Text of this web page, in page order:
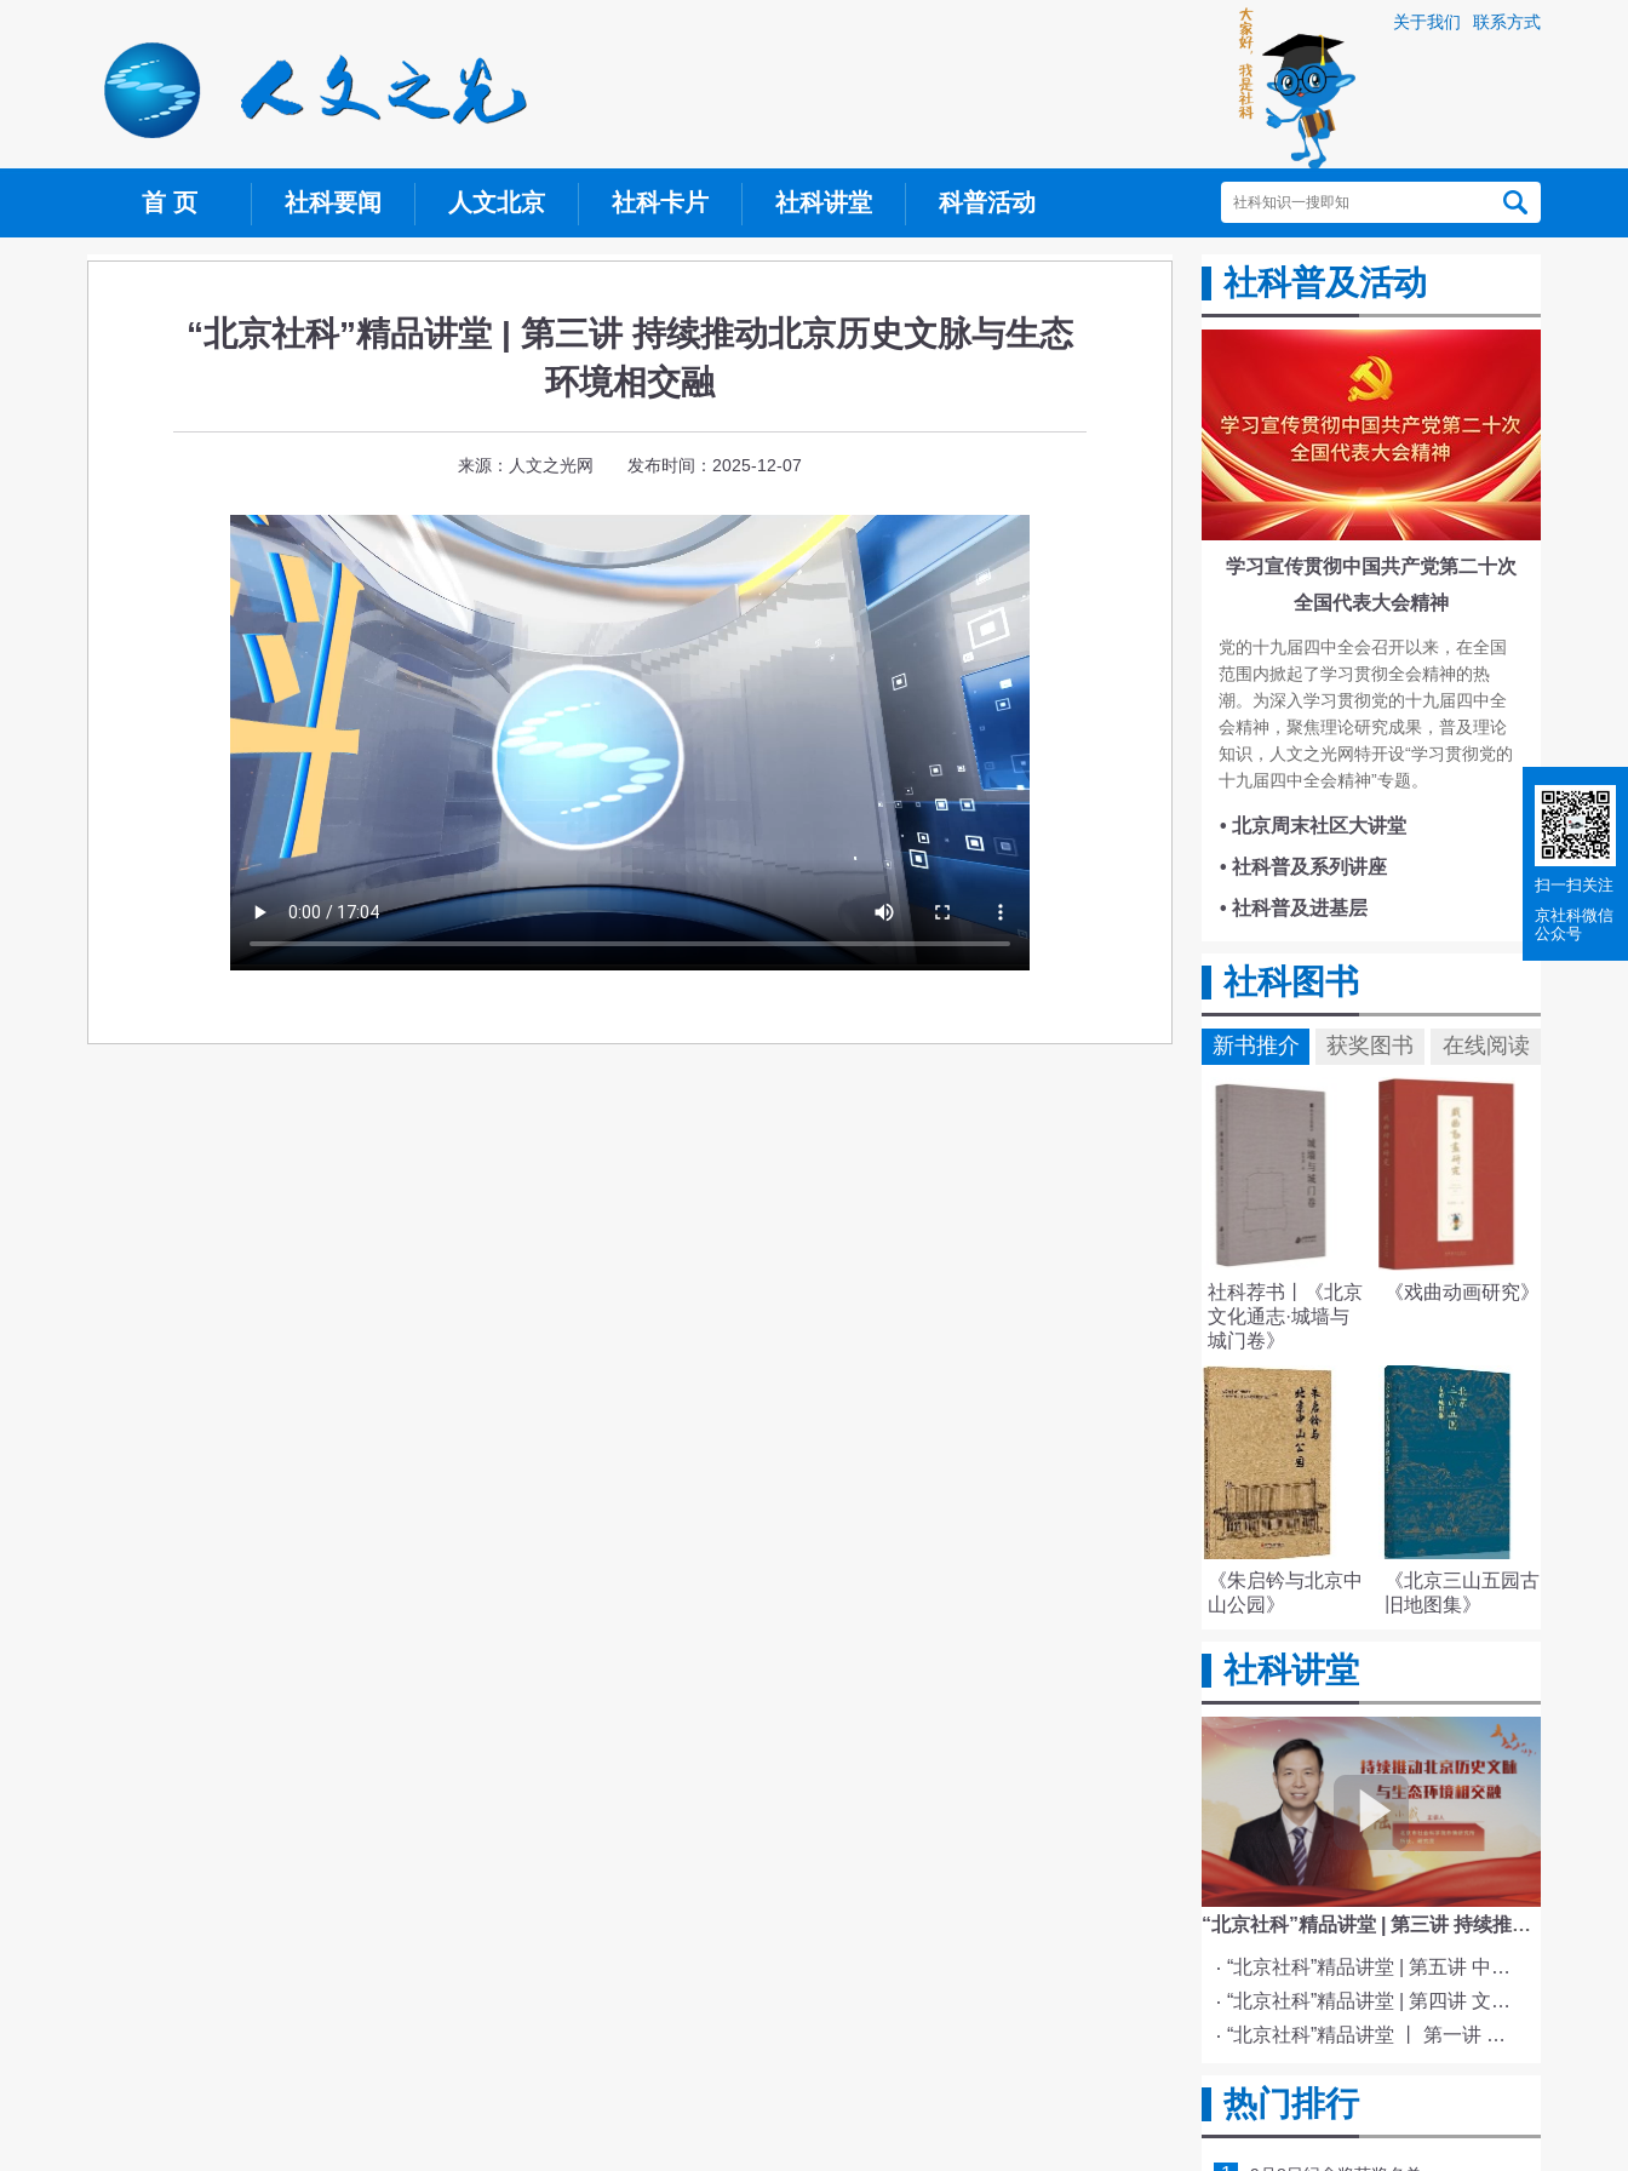
关于我们 联系方式
首 页 社科要闻 人文北京 社科卡片 社科讲堂 科普活动
“北京社科”精品讲堂 | 第三讲 持续推动北京历史文脉与生态
环境相交融
来源：人文之光网 发布时间：2025-12-07
社科普及活动
学习宣传贯彻中国共产党第二十次
全国代表大会精神
党的十九届四中全会召开以来，在全国
范围内掀起了学习贯彻全会精神的热
潮。为深入学习贯彻党的十九届四中全
会精神，聚焦理论研究成果，普及理论
知识，人文之光网特开设“学习贯彻党的
十九届四中全会精神”专题。
• 北京周末社区大讲堂
• 社科普及系列讲座
• 社科普及进基层
社科图书
新书推介 获奖图书 在线阅读
社科荐书丨《北京
文化通志·城墙与
城门卷》
《戏曲动画研究》
《朱启钤与北京中
山公园》
《北京三山五园古
旧地图集》
社科讲堂
“北京社科”精品讲堂 | 第三讲 持续推动北京历史文脉与生态环境相交融
“北京社科”精品讲堂 | 第五讲 中国电影与文化传统
“北京社科”精品讲堂 | 第四讲 文化与科技融合赋能新质生产力发展
“北京社科”精品讲堂 丨 第一讲 《红楼梦》的北京情缘
热门排行
扫一扫关注
京社科微信
公众号